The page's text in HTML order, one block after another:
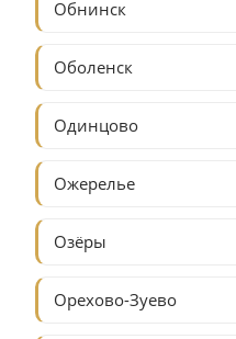
Обнинск
Оболенск
Одинцово
Ожерелье
Озёры
Орехово-Зуево